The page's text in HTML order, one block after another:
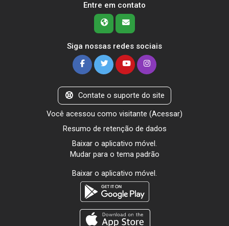
Entre em contato
Siga nossas redes sociais
Contate o suporte do site
Você acessou como visitante (Acessar)
Resumo de retenção de dados
Baixar o aplicativo móvel.
Mudar para o tema padrão
Baixar o aplicativo móvel.